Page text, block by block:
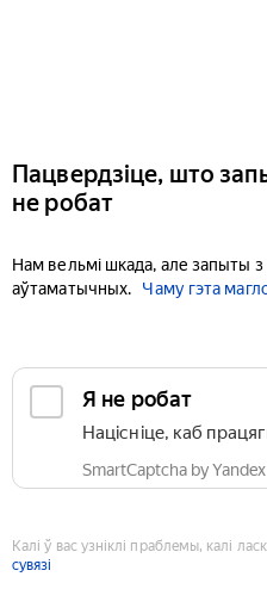
Пацвердзіце, што
не робат
Нам вельмі шкада, але запыты
аўтаматычных.
Чаму гэта
Я не робат
Націсніце, каб
SmartCaptcha by
Калі ў вас узніклі праблемы, калі
сувязі